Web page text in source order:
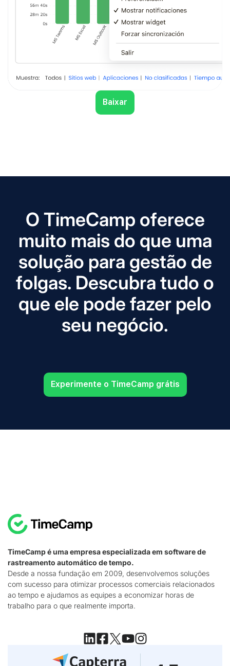
Baixar
O TimeCamp oferece
muito mais do que uma
solução para gestão de
folgas. Descubra tudo o
que ele pode fazer pelo
seu negócio.
Experimente o TimeCamp grátis
TimeCamp é uma empresa especializada em software de
rastreamento automático de tempo.
Desde a nossa fundação em 2009, desenvolvemos soluções
com sucesso para otimizar processos comerciais relacionados
ao tempo e ajudamos as equipes a economizar horas de
trabalho para o que realmente importa.